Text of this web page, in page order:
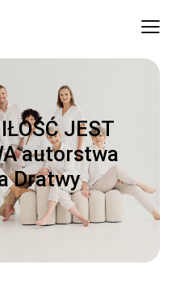
JEST
autorstwa
Dratwy